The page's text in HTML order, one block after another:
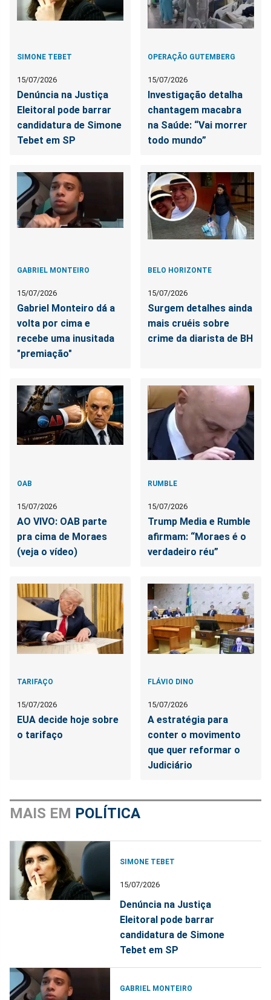
SIMONE TEBET
15/07/2026
Denúncia na Justiça
Eleitoral pode barrar
candidatura de Simone
Tebet em SP
OPERAÇÃO GUTEMBERG
15/07/2026
Investigação detalha
chantagem macabra
na Saúde: “Vai morrer
todo mundo”
GABRIEL MONTEIRO
15/07/2026
Gabriel Monteiro dá a
volta por cima e
recebe uma inusitada
"premiação"
BELO HORIZONTE
15/07/2026
Surgem detalhes ainda
mais cruéis sobre
crime da diarista de BH
OAB
15/07/2026
AO VIVO: OAB parte
pra cima de Moraes
(veja o vídeo)
RUMBLE
15/07/2026
Trump Media e Rumble
afirmam: “Moraes é o
verdadeiro réu”
TARIFAÇO
15/07/2026
EUA decide hoje sobre
o tarifaço
FLÁVIO DINO
15/07/2026
A estratégia para
conter o movimento
que quer reformar o
Judiciário
MAIS EM POLÍTICA
SIMONE TEBET
15/07/2026
Denúncia na Justiça
Eleitoral pode barrar
candidatura de Simone
Tebet em SP
GABRIEL MONTEIRO